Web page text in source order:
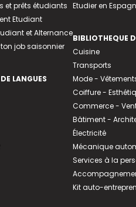
et prêts étudiants
Etudiant
et Alternance
job saisonnier
LANGUES
Etudier en
BIBLIOTHEQUE
Cuisine
Transports
Mode -
Coiffure -
Commerce -
Bâtiment -
Électricité
Mécanique
Services à la
Kit auto-